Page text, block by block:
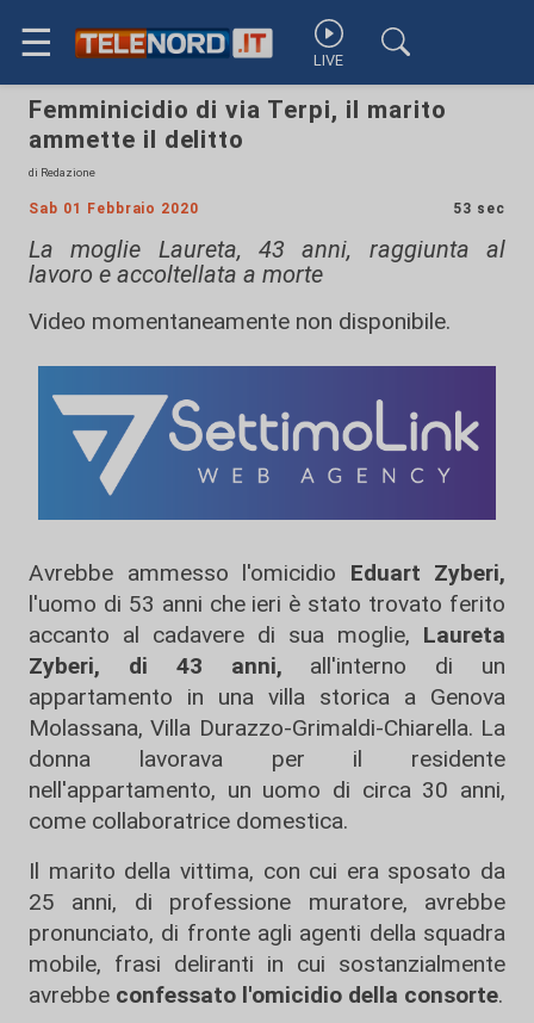
☰ LIVE
Femminicidio di via Terpi, il marito
ammette il delitto
di Redazione
Sab 01 Febbraio 2020 53 sec
La moglie Laureta, 43 anni, raggiunta al
lavoro e accoltellata a morte
Video momentaneamente non disponibile.
Avrebbe ammesso l'omicidio Eduart Zyberi,
l'uomo di 53 anni che ieri è stato trovato ferito
accanto al cadavere di sua moglie, Laureta
Zyberi, di 43 anni, all'interno di un
appartamento in una villa storica a Genova
Molassana, Villa Durazzo-Grimaldi-Chiarella. La
donna lavorava per il residente
nell'appartamento, un uomo di circa 30 anni,
come collaboratrice domestica.
Il marito della vittima, con cui era sposato da
25 anni, di professione muratore, avrebbe
pronunciato, di fronte agli agenti della squadra
mobile, frasi deliranti in cui sostanzialmente
avrebbe confessato l'omicidio della consorte.